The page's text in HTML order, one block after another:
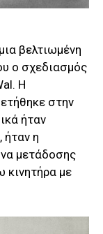
βελτιωμένη
ο σχεδιασμός
Η
στην
ήταν
ήταν η
μετάδοσης
κινητήρα με